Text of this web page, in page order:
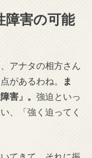
障害の可能
アナタの相方さん
があるわね。
ま
害」。 強迫といっ
、「強く迫ってく